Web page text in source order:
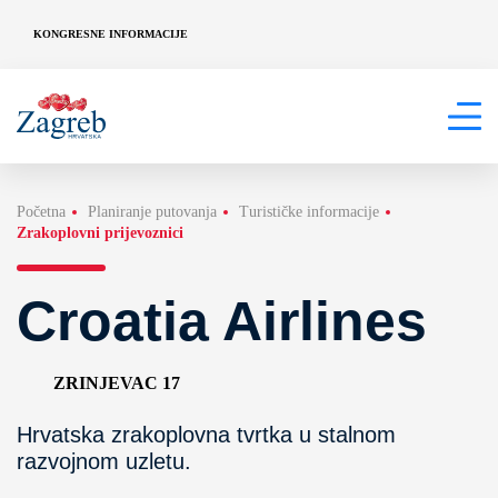
KONGRESNE INFORMACIJE
Početna Planiranje putovanja
Turističke informacije
Zrakoplovni prijevoznici
Croatia Airlines
ZRINJEVAC 17
Hrvatska zrakoplovna tvrtka u stalnom
razvojnom uzletu.